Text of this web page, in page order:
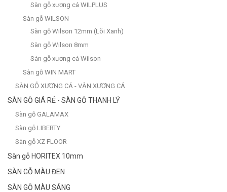
Sàn gỗ xương cá WILPLUS
Sàn gỗ WILSON
Sàn gỗ Wilson 12mm (Lõi Xanh)
Sàn gỗ Wilson 8mm
Sàn gỗ xương cá Wilson
Sàn gỗ WIN MART
SÀN GỖ XƯƠNG CÁ - VÂN XƯƠNG CÁ
SÀN GỖ GIÁ RẺ - SÀN GỖ THANH LÝ
Sàn gỗ GALAMAX
Sàn gỗ LIBERTY
Sàn gỗ XZ FLOOR
Sàn gỗ HORITEX 10mm
SÀN GỖ MÀU ĐEN
SÀN GỖ MÀU SÁNG